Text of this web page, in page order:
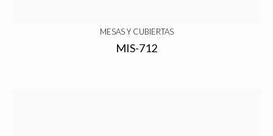
MESAS Y CUBIERTAS
MIS-712